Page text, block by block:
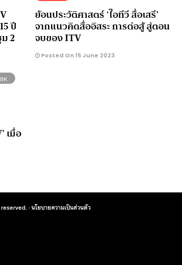
ปี
2
ย้อนประวัติศาสตร์ ‘ไอทีวี สื่อเสรี’
จากแนวคิดสื่ออิสระ การต่อสู้ สู่ตอน
จบของ ITV
Posted On 15 June 2023
เมื่อ
·นโยบายความเป็นส่วนตัว